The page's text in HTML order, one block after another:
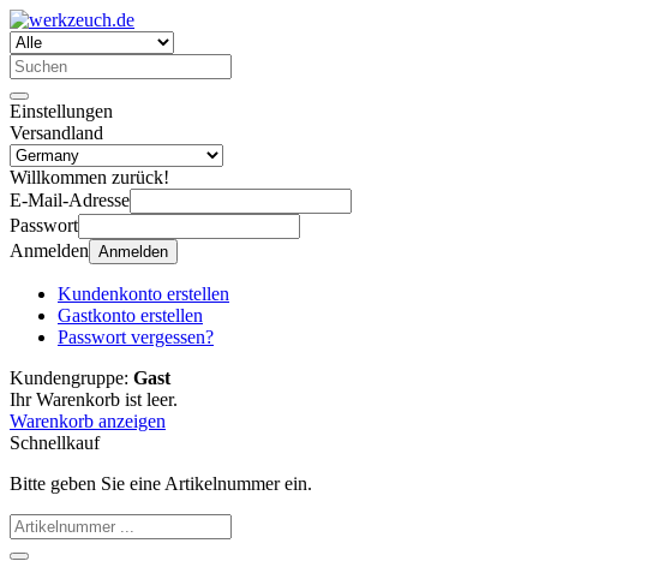
Einstellungen
Versandland
Willkommen zurück!
E-Mail-Adresse
Passwort
Anmelden Anmelden
Kundenkonto erstellen
Gastkonto erstellen
Passwort vergessen?
Kundengruppe: Gast
Ihr Warenkorb ist leer.
Warenkorb anzeigen
Schnellkauf
Bitte geben Sie eine Artikelnummer ein.